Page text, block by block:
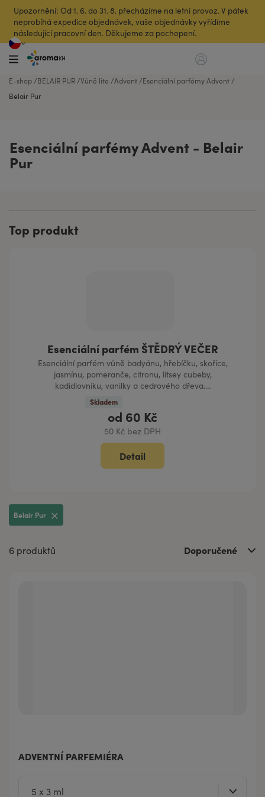
Upozornění: Od 1. 6. do 31. 8. přecházíme na letní provoz. V pátek
neprobíhá expedice objednávek, vaše objednávky vyřídíme
následující pracovní den. Děkujeme za pochopení.
E-shop BELAIR PUR Vůně lite Advent
Esenciální parfémy Advent
Belair Pur
Esenciální parfémy Advent - Belair
Pur
Top produkt
Esenciální parfém ŠTĚDRÝ VEČER
Esenciální parfém vůně badyánu, hřebíčku, skořice,
jasmínu, pomeranče, citronu, litsey cubeby,
kadidlovníku, vanilky a cedrového dřeva....
Skladem
od 60 Kč
50 Kč bez DPH
Detail
Belair Pur
6 produktů Doporučené
ADVENTNÍ PARFEMIÉRA